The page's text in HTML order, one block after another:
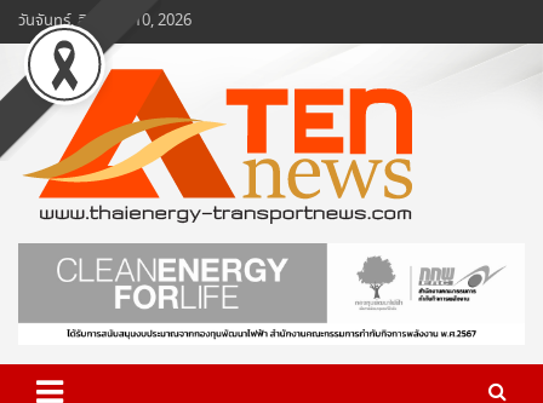
Skip
to
content
วันจันทร์, สิงหาคม 10, 2026
www.ten-news.com
ข่าวพลังงานและคมนาคม